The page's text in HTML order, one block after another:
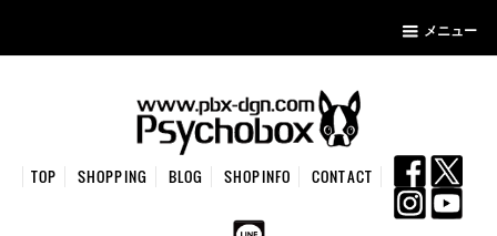
メニュー
TOP SHOPPING BLOG SHOPINFO CONTACT